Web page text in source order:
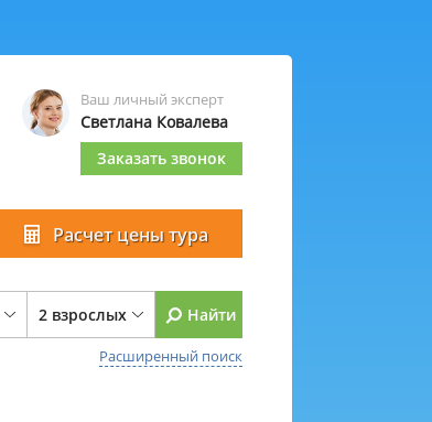
Ваш личный эксперт
Светлана Ковалева
Заказать звонок
Расчет цены тура
2 взрослых Найти
Расширенный поиск